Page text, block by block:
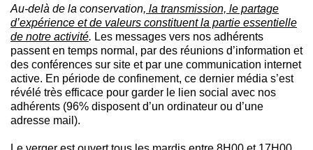
Au-delà de la conservation, la transmission, le partage
d’expérience et de valeurs constituent la partie essentielle
de notre activité. Les messages vers nos adhérents
passenten temps normal, par des réunions d’information et
des conférences sur site et par une communication internet
active. En période de confinement, ce dernier média s’est
révélé très efficace pour garder le lien social avec nos
adhérents (96% disposent d’un ordinateur ou d’une
adresse mail).